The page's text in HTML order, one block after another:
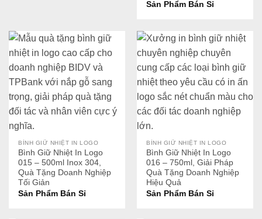
Sản Phẩm Bán Sỉ
BÌNH GIỮ NHIỆT IN LOGO
Bình Giữ Nhiệt In Logo
015 – 500ml Inox 304,
Quà Tặng Doanh Nghiệp
Tối Giản
Sản Phẩm Bán Sỉ
BÌNH GIỮ NHIỆT IN LOGO
Bình Giữ Nhiệt In Logo
016 – 750ml, Giải Pháp
Quà Tặng Doanh Nghiệp
Hiệu Quả
Sản Phẩm Bán Sỉ